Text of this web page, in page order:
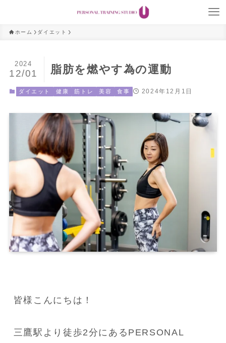
ホーム ダイエット
脂肪を燃やす為の運動
2024
12/01
ダイエット 健康 筋トレ 美容 食事 2024年12月1日
皆様こんにちは！
三鷹駅より徒歩2分にあるPERSONAL